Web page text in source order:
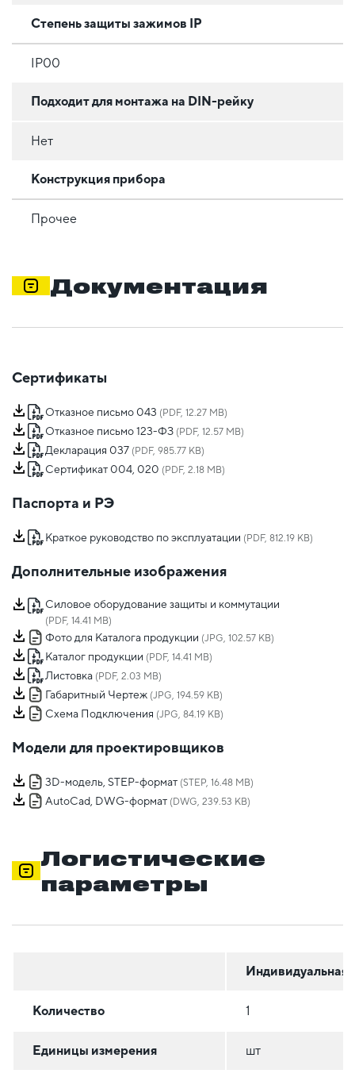
Степень защиты зажимов IP
IP00
Подходит для монтажа на DIN-рейку
Нет
Конструкция прибора
Прочее
Документация
Сертификаты
Отказное письмо 043 (PDF, 12.27 MB)
Отказное письмо 123-ФЗ (PDF, 12.57 MB)
Декларация 037 (PDF, 985.77 KB)
Сертификат 004, 020 (PDF, 2.18 MB)
Паспорта и РЭ
Краткое руководство по эксплуатации (PDF, 812.19 KB)
Дополнительные изображения
Силовое оборудование защиты и коммутации
(PDF, 14.41 MB)
Фото для Каталога продукции (JPG, 102.57 KB)
Каталог продукции (PDF, 14.41 MB)
Листовка (PDF, 2.03 MB)
Габаритный Чертеж (JPG, 194.59 KB)
Схема Подключения (JPG, 84.19 KB)
Модели для проектировщиков
3D-модель, STEP-формат (STEP, 16.48 MB)
AutoCad, DWG-формат (DWG, 239.53 KB)
Логистические
параметры
Индивидуальная
Количество 1
Единицы измерения шт